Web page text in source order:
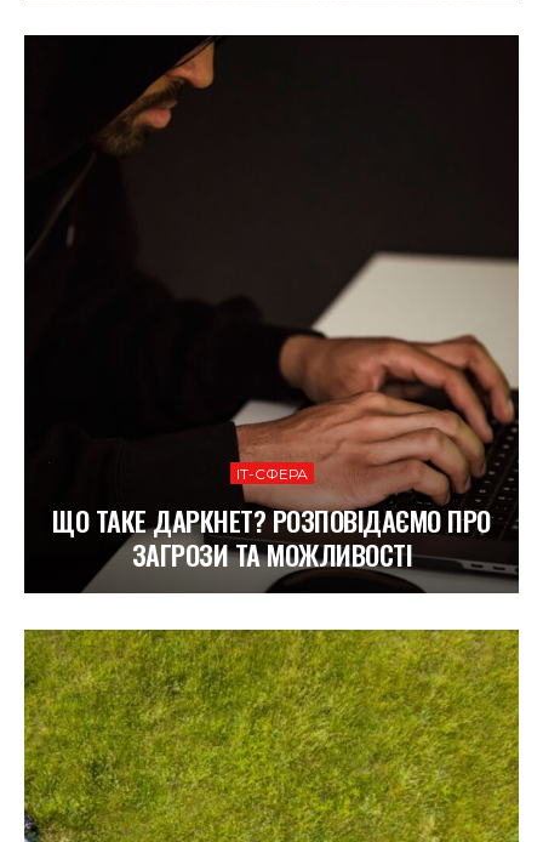
ІТ-СФЕРА
ЩО ТАКЕ ДАРКНЕТ? РОЗПОВІДАЄМО ПРО
ЗАГРОЗИ ТА МОЖЛИВОСТІ